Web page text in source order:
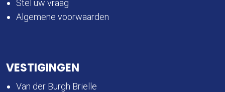
Stel uw vraag
Algemene voorwaarden
VESTIGINGEN
Van der Burgh Brielle